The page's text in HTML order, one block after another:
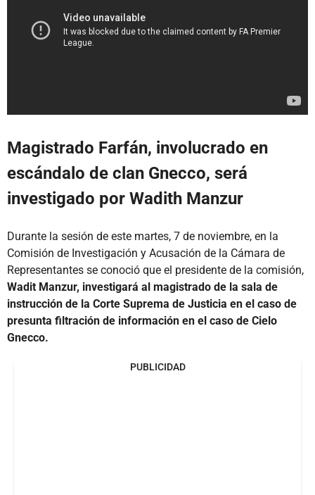
Magistrado Farfán, involucrado en
escándalo de clan Gnecco, será
investigado por Wadith Manzur
Durante la sesión de este martes, 7 de noviembre, en la
Comisión de Investigación y Acusación de la Cámara de
Representantes se conoció que el presidente de la comisión,
Wadit Manzur, investigará al magistrado de la sala de
instrucción de la Corte Suprema de Justicia en el caso de
presunta filtración de información en el caso de Cielo
Gnecco.
PUBLICIDAD